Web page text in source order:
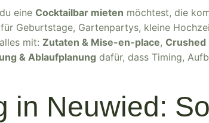
eine Cocktailbar mieten möchtest, die
Geburtstage, Gartenpartys, kleine
mit: Zutaten & Mise-en-place, Crushed
& Ablaufplanung dafür, dass Timing,
in Neuwied: